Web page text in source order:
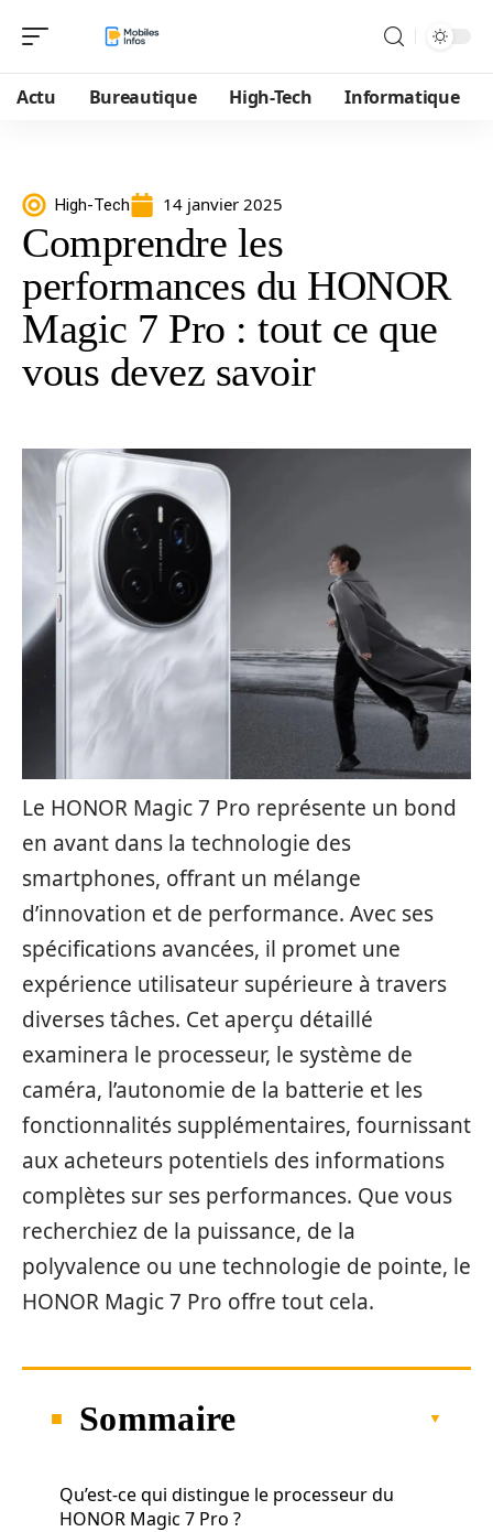
Actu Bureautique High-Tech Informatique
High-Tech 14 janvier 2025
Comprendre les
performances du HONOR
Magic 7 Pro : tout ce que
vous devez savoir
Le HONOR Magic 7 Pro représente un bond
en avant dans la technologie des
smartphones, offrant un mélange
d’innovation et de performance. Avec ses
spécifications avancées, il promet une
expérience utilisateur supérieure à travers
diverses tâches. Cet aperçu détaillé
examinera le processeur, le système de
caméra, l’autonomie de la batterie et les
fonctionnalités supplémentaires, fournissant
aux acheteurs potentiels des informations
complètes sur ses performances. Que vous
recherchiez de la puissance, de la
polyvalence ou une technologie de pointe, le
HONOR Magic 7 Pro offre tout cela.
Sommaire
Qu’est-ce qui distingue le processeur du
HONOR Magic 7 Pro ?